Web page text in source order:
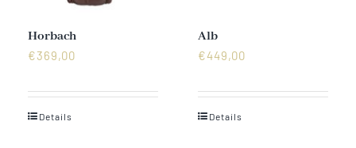
Horbach
€369,00
Details
Alb
€449,00
Details